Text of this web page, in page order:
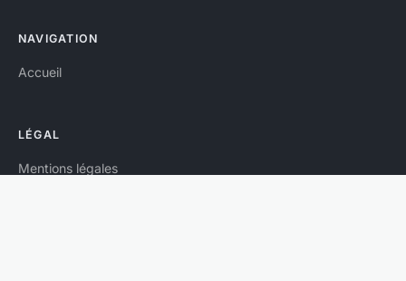
NAVIGATION
Accueil
LÉGAL
Mentions légales